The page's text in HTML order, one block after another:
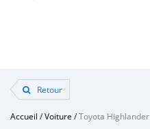
Retour
Accueil /Voiture /Toyota Highlander